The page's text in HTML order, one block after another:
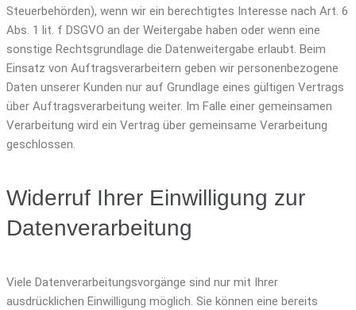
Steuerbehörden), wenn wir ein berechtigtes Interesse nach Art. 6
Abs. 1 lit. f DSGVO an der Weitergabe haben oder wenn eine
sonstige Rechtsgrundlage die Datenweitergabe erlaubt. Beim
Einsatz von Auftragsverarbeitern geben wir personenbezogene
Daten unserer Kunden nur auf Grundlage eines gültigen Vertrags
über Auftragsverarbeitung weiter. Im Falle einer gemeinsamen
Verarbeitung wird ein Vertrag über gemeinsame Verarbeitung
geschlossen.
Widerruf Ihrer Einwilligung zur
Datenverarbeitung
Viele Datenverarbeitungsvorgänge sind nur mit Ihrer
ausdrücklichen Einwilligung möglich. Sie können eine bereits